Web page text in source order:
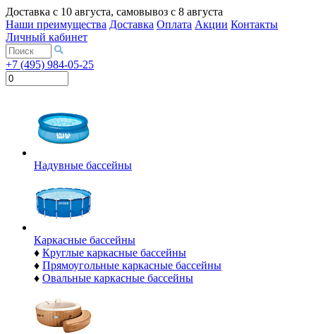
Доставка с 10 августа, самовывоз с 8 августа
Наши преимущества Доставка Оплата Акции Контакты
Личный кабинет
+7 (495) 984-05-25
Надувные бассейны
Каркасные бассейны
♦ Круглые каркасные бассейны
♦ Прямоугольные каркасные бассейны
♦ Овальные каркасные бассейны